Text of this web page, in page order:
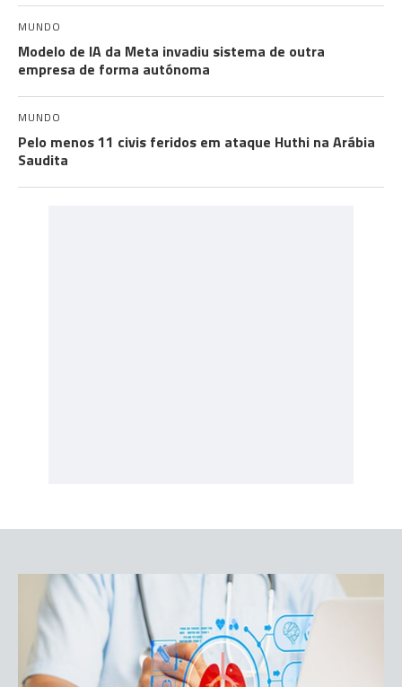
MUNDO
Modelo de IA da Meta invadiu sistema de outra
empresa de forma autónoma
MUNDO
Pelo menos 11 civis feridos em ataque Huthi na Arábia
Saudita